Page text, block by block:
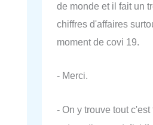
de monde et il fait un
chiffres d'affaires
moment de covi 19.
- Merci.
- On y trouve tout